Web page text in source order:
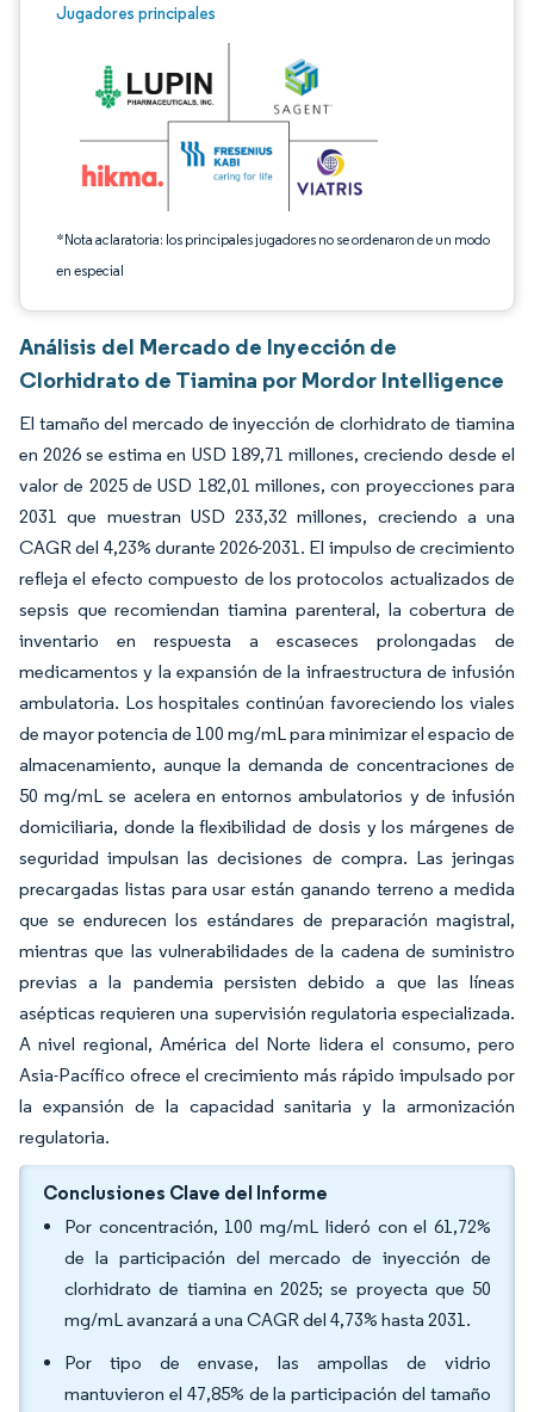
Jugadores principales
*Nota aclaratoria: los principales jugadores no se ordenaron de un modo
en especial
Imagen © Mordor Intelligence. El uso requiere atribución según CC BY 4.0.
Análisis del Mercado de Inyección de
Clorhidrato de Tiamina por Mordor Intelligence
El tamaño del mercado de inyección de clorhidrato de tiamina
en 2026 se estima en USD 189,71 millones, creciendo desde el
valor de 2025 de USD 182,01 millones, con proyecciones para
2031 que muestran USD 233,32 millones, creciendo a una
CAGR del 4,23% durante 2026-2031. El impulso de crecimiento
refleja el efecto compuesto de los protocolos actualizados de
sepsis que recomiendan tiamina parenteral, la cobertura de
inventario en respuesta a escaseces prolongadas de
medicamentos y la expansión de la infraestructura de infusión
ambulatoria. Los hospitales continúan favoreciendo los viales
de mayor potencia de 100 mg/mL para minimizar el espacio de
almacenamiento, aunque la demanda de concentraciones de
50 mg/mL se acelera en entornos ambulatorios y de infusión
domiciliaria, donde la flexibilidad de dosis y los márgenes de
seguridad impulsan las decisiones de compra. Las jeringas
precargadas listas para usar están ganando terreno a medida
que se endurecen los estándares de preparación magistral,
mientras que las vulnerabilidades de la cadena de suministro
previas a la pandemia persisten debido a que las líneas
asépticas requieren una supervisión regulatoria especializada.
A nivel regional, América del Norte lidera el consumo, pero
Asia-Pacífico ofrece el crecimiento más rápido impulsado por
la expansión de la capacidad sanitaria y la armonización
regulatoria.
Conclusiones Clave del Informe
Por concentración, 100 mg/mL lideró con el 61,72%
de la participación del mercado de inyección de
clorhidrato de tiamina en 2025; se proyecta que 50
mg/mL avanzará a una CAGR del 4,73% hasta 2031.
Por tipo de envase, las ampollas de vidrio
mantuvieron el 47,85% de la participación del tamaño